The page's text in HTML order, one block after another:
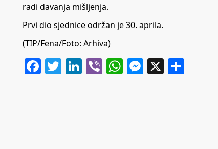
radi davanja mišljenja.
Prvi dio sjednice održan je 30. aprila.
(TIP/Fena/Foto: Arhiva)
Facebook
Twitter
LinkedIn
ViberWhatsApp
Messenger
X